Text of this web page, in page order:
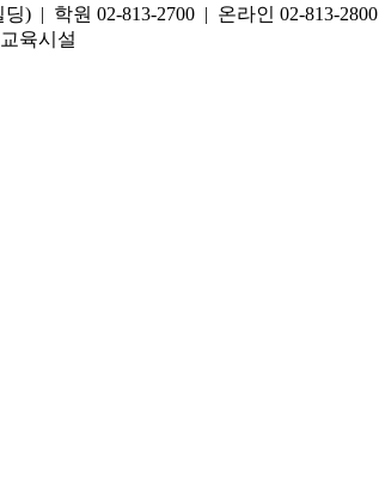
) | 학원 02-813-2700 | 온라인 02-813-2800
육시설